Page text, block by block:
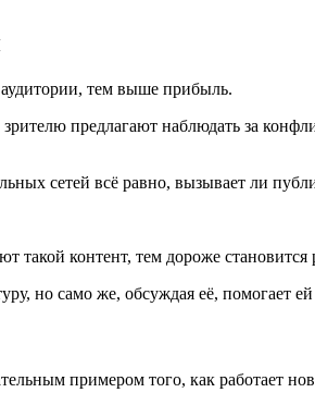
тем выше прибыль.
зрителю предлагают наблюдать за
сетей всё равно, вызывает ли
контент, тем дороже становится
но само же, обсуждая её, помогает ей
примером того, как работает